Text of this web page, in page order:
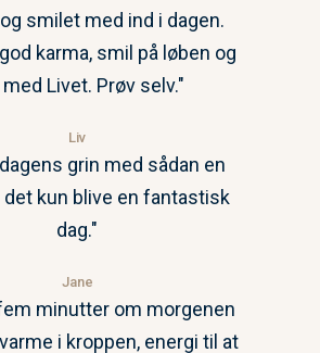
smilet med ind i dagen.
karma, smil på løben og
Livet. Prøv selv."
Liv
grin med sådan en
det kun blive en fantastisk
dag."
Jane
minutter om morgenen
i kroppen, energi til at